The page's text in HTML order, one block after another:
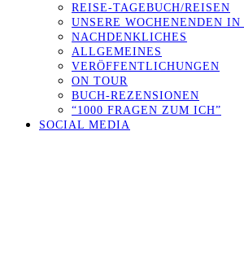
REISE-TAGEBUCH/REISEN
UNSERE WOCHENENDEN
NACHDENKLICHES
ALLGEMEINES
VERÖFFENTLICHUNGEN
ON TOUR
BUCH-REZENSIONEN
“1000 FRAGEN ZUM ICH”
SOCIAL MEDIA